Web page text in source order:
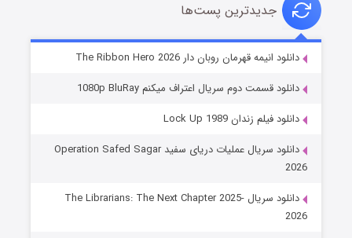
شوهر
جدیدترین پست‌ها
دانلود انیمه قهرمان روبان دار The Ribbon Hero 2026
دانلود قسمت دوم سریال اعتراف میکنم 1080p BluRay
دانلود فیلم زندان Lock Up 1989
دانلود سریال عملیات دریای سفید Operation Safed Sagar
2026
دانلود سریال The Librarians: The Next Chapter 2025-
2026